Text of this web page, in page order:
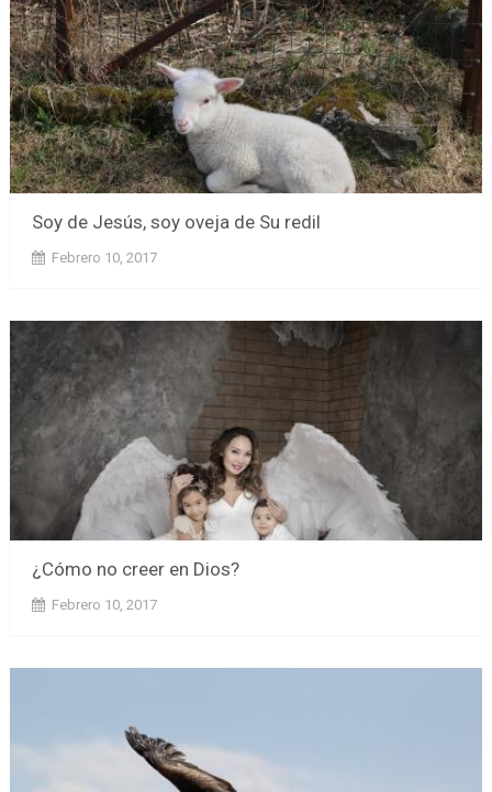
Soy de Jesús, soy oveja de Su redil
Febrero 10, 2017
¿Cómo no creer en Dios?
Febrero 10, 2017